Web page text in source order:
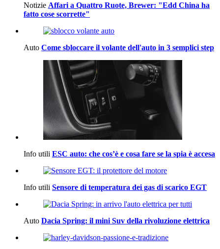
Notizie Affari a Quattro Ruote, Brewer: "Edd China ha
fatto cose scorrette"
Auto Come sbloccare il volante dell'auto in 3 semplici step
Info utili ESC auto: che cos’è e cosa fare se la spia è accesa
Info utili Sensore di temperatura dei gas di scarico EGT
Auto Dacia Spring: il mini Suv della rivoluzione elettrica